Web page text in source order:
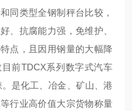
同类型全钢制秤台比较，
、抗腐能力强，免维护、
点，且因用钢量的大幅降
前TDCX系列数字式汽车
是化工、冶金、矿山、港
行业高价值大宗货物称量